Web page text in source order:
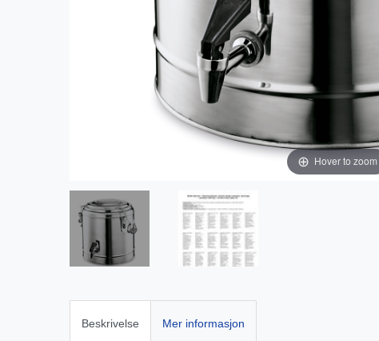
Hover to zoom
Beskrivelse Mer informasjon